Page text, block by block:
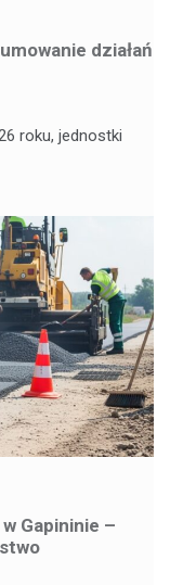
działań
roku, jednostki
Gapininie –